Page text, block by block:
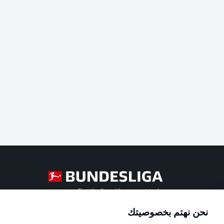
Football as it's meant to be
Official Partners
نحن نهتم بخصوصيتك